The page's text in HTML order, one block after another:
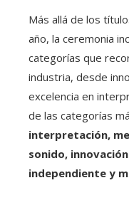
Más allá de los
año, la ceremonia
categorías que
industria, desde
excelencia en
de las categorías
interpretación,
sonido,
independiente y